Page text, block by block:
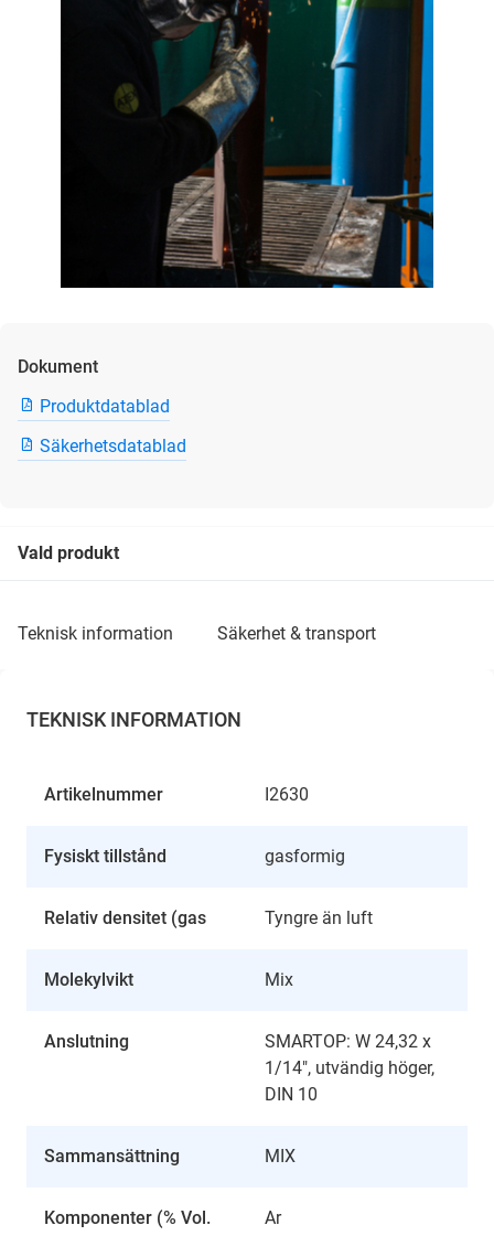
Dokument
Produktdatablad
Säkerhetsdatablad
Vald produkt
teknisk information säkerhet & transport
TEKNISK INFORMATION
Artikelnummer I2630
Fysiskt tillstånd gasformig
Relativ densitet (gas Tyngre än luft
Molekylvikt Mix
Anslutning
SMARTOP: W 24,32 x
1/14", utvändig höger,
DIN 10
Sammansättning MIX
Komponenter (% Vol.
Ar